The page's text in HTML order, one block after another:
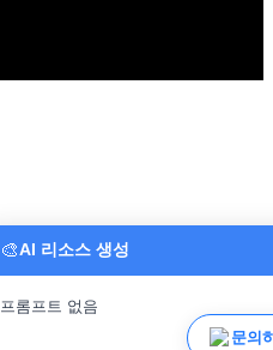
파일
🎨AI 리소스 생성
프롬프트 없음
문의